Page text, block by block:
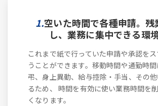
1.空いた時間で各種申請。残
し、業務に集中できる環境
これまで紙で行っていた申請や承認を
うことができます。移動時間や通勤時
弔、身上異動、給与控除・手当、その
るため、 時間を有効に使い業務時間を
くなります。